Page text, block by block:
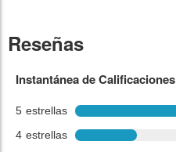
Reseñas
Instantánea de Calificaciones
5 estrellas
4 estrellas